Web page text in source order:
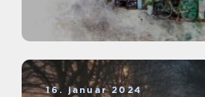
16. januar 2024